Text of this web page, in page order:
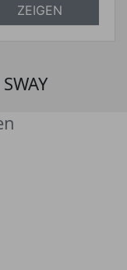
ZEIGEN